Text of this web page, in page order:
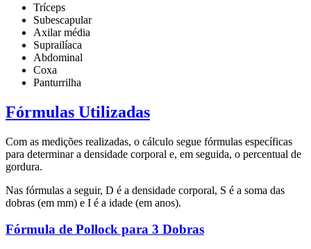
Tríceps
Subescapular
Axilar média
Suprailíaca
Abdominal
Coxa
Panturrilha
Fórmulas Utilizadas
Com as medições realizadas, o cálculo segue fórmulas específicas
para determinar a densidade corporal e, em seguida, o percentual de
gordura.
Nas fórmulas a seguir, D é a densidade corporal, S é a soma das
dobras (em mm) e I é a idade (em anos).
Fórmula de Pollock para 3 Dobras